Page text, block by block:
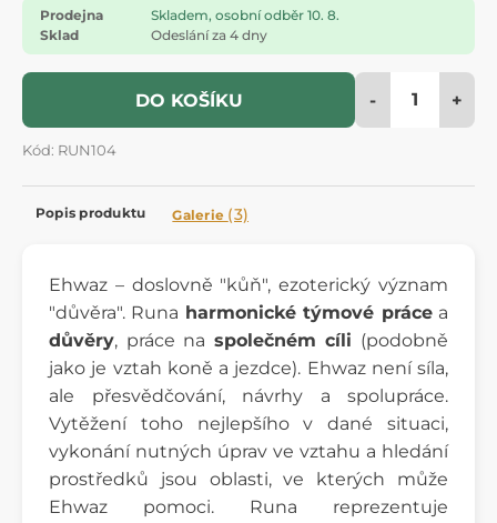
Prodejna
Skladem, osobní odběr 10. 8.
Sklad
Odeslání za 4 dny
DO KOŠÍKU - +
Kód: RUN104
Popis produktu Galerie (3)
Ehwaz – doslovně "kůň", ezoterický význam
"důvěra". Runa harmonické týmové prácea
důvěry, práce na společném cíli (podobně
jako je vztah koně a jezdce). Ehwaz není síla,
ale přesvědčování, návrhy a spolupráce.
Vytěžení toho nejlepšího v dané situaci,
vykonání nutných úprav ve vztahu a hledání
prostředků jsou oblasti, ve kterých může
Ehwaz pomoci. Runa reprezentuje